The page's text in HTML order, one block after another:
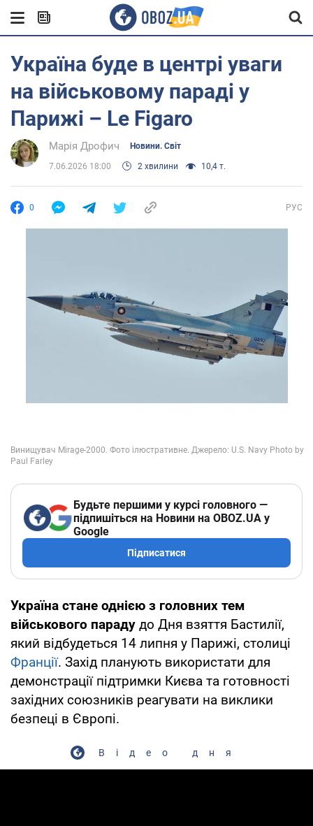
Україна буде в центрі уваги
на військовому параді у
Парижі – Le Figaro
Марія Дрофич Новини. Світ
7.06.2026 18:00 2 хвилини 10,4 т.
0 РУС
Будьте першими у курсі головного —
підпишіться на Новини на OBOZ.UA у
Google
Підписатися
Україна стане однією з головних тем
військового параду до Дня взяття Бастилії,
який відбудеться 14 липня у Парижі, столиці
Франції. Захід планують використати для
демонстрації підтримки Києва та готовності
західних союзників реагувати на виклики
безпеці в Європі.
Відео дня